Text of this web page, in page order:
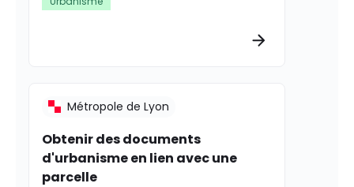
Obtenir des documents
d'urbanisme en lien avec une
parcelle
Métropole de Lyon